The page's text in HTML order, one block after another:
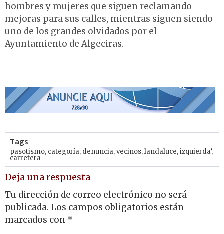
hombres y mujeres que siguen reclamando
mejoras para sus calles, mientras siguen siendo
uno de los grandes olvidados por el
Ayuntamiento de Algeciras.
Tags
pasotismo, categoría, denuncia,vecinos,landaluce,izquierda’,
carretera
Deja una respuesta
Tu dirección de correo electrónico no será
publicada. Los campos obligatorios están
marcados con *